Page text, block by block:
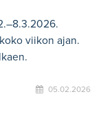
viikon ajan.
05.02.2026